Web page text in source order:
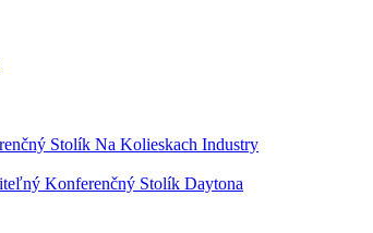
Stolík Na Kolieskach Industry
Konferenčný Stolík Daytona